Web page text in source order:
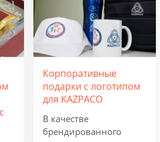
Корпоративные
подарки с логотипом
для KAZPACO
В качестве
брендированного